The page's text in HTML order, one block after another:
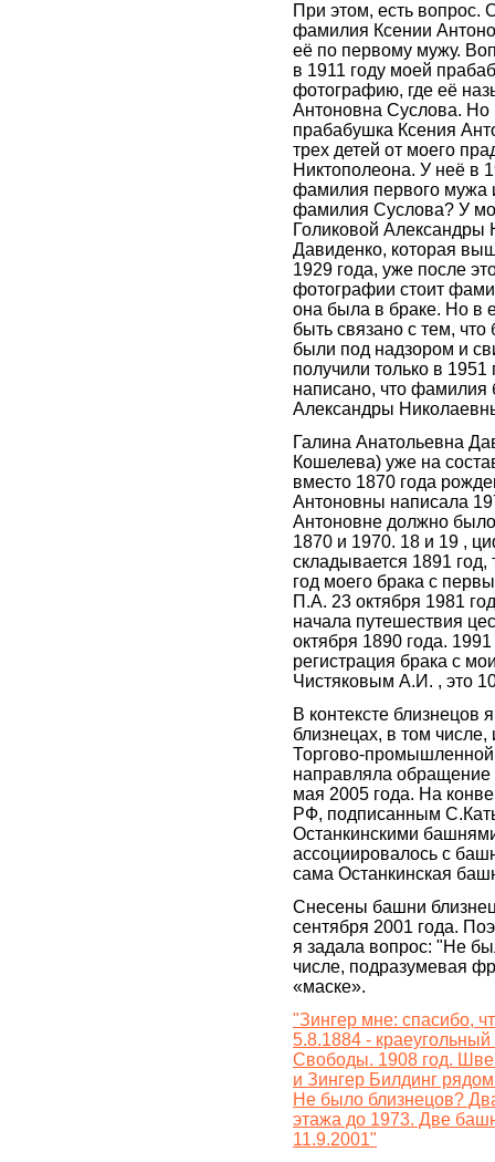
При этом, есть вопрос.
фамилия Ксении
её по первому мужу.
в 1911 году моей
фотографию, где её
Антоновна Суслова. Но
прабабушка Ксения
трех детей от моего
Никтополеона. У неё в
фамилия первого мужа
фамилия Суслова? У
Голиковой Александры
Давиденко, которая
1929 года, уже после
фотографии стоит
она была в браке. Но в
быть связано с тем,
были под надзором и
получили только в 1951
написано, что фамилия
Александры
Галина Анатольевна
Кошелева) уже на
вместо 1870 года
Антоновны написала
Антоновне должно было
1870 и 1970. 18 и 19 ,
складывается 1891 год,
год моего брака с
П.А. 23 октября 1981
начала путешествия
октября 1890 года.
регистрация брака с
Чистяковым А.И. , это
В контексте близнецов
близнецах, в том числе,
Торгово-промышленной
направляла
мая 2005 года. На
РФ, подписанным
Останкинскими
ассоциировалось с
сама Останкинская
Снесены башни
сентября 2001 года.
я задала вопрос: "Не
числе, подразумевая
«маске».
"Зингер мне: спасибо,
5.8.1884 - краеугольный
Свободы. 1908 год.
и Зингер Билдинг
Не было близнецов?
этажа до 1973. Две
11.9.2001"